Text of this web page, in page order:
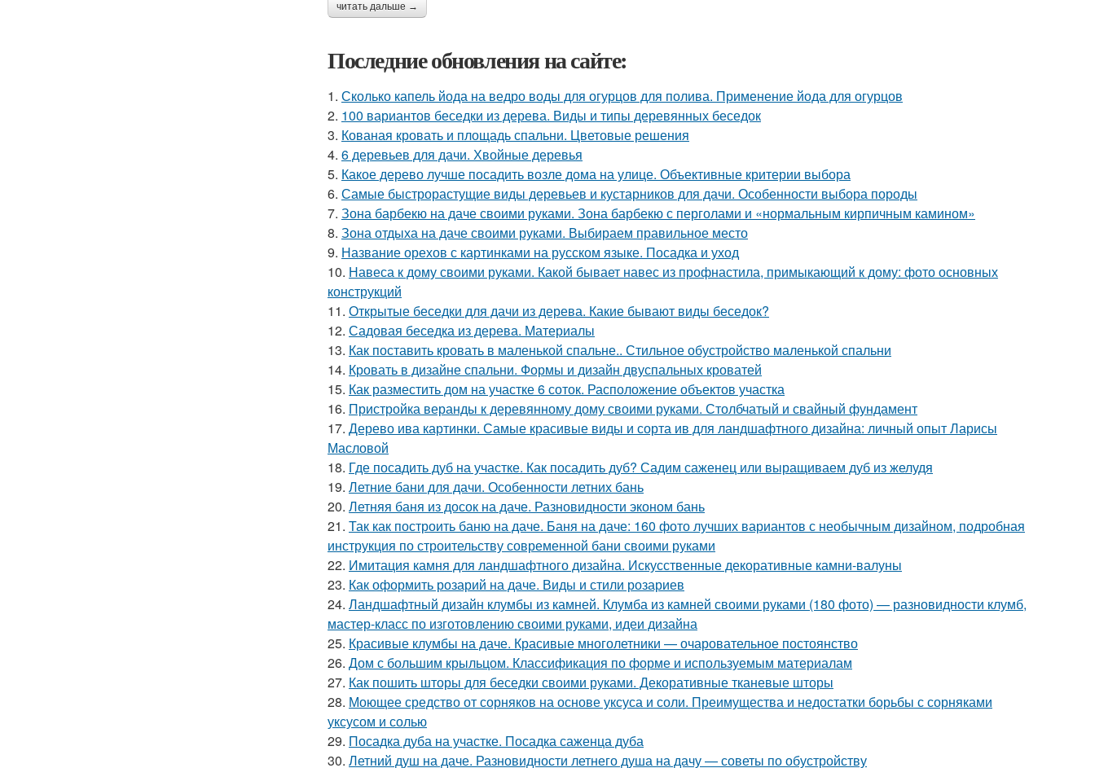
читать дальше →
Последние обновления на сайте:
1. Сколько капель йода на ведро воды для огурцов для полива. Применение йода для огурцов
2. 100 вариантов беседки из дерева. Виды и типы деревянных беседок
3. Кованая кровать и площадь спальни. Цветовые решения
4. 6 деревьев для дачи. Хвойные деревья
5. Какое дерево лучше посадить возле дома на улице. Объективные критерии выбора
6. Самые быстрорастущие виды деревьев и кустарников для дачи. Особенности выбора породы
7. Зона барбекю на даче своими руками. Зона барбекю с перголами и «нормальным кирпичным камином»
8. Зона отдыха на даче своими руками. Выбираем правильное место
9. Название орехов с картинками на русском языке. Посадка и уход
10. Навеса к дому своими руками. Какой бывает навес из профнастила, примыкающий к дому: фото основных
конструкций
11. Открытые беседки для дачи из дерева. Какие бывают виды беседок?
12. Садовая беседка из дерева. Материалы
13. Как поставить кровать в маленькой спальне.. Стильное обустройство маленькой спальни
14. Кровать в дизайне спальни. Формы и дизайн двуспальных кроватей
15. Как разместить дом на участке 6 соток. Расположение объектов участка
16. Пристройка веранды к деревянному дому своими руками. Столбчатый и свайный фундамент
17. Дерево ива картинки. Самые красивые виды и сорта ив для ландшафтного дизайна: личный опыт Ларисы
Масловой
18. Где посадить дуб на участке. Как посадить дуб? Садим саженец или выращиваем дуб из желудя
19. Летние бани для дачи. Особенности летних бань
20. Летняя баня из досок на даче. Разновидности эконом бань
21. Так как построить баню на даче. Баня на даче: 160 фото лучших вариантов с необычным дизайном, подробная
инструкция по строительству современной бани своими руками
22. Имитация камня для ландшафтного дизайна. Искусственные декоративные камни-валуны
23. Как оформить розарий на даче. Виды и стили розариев
24. Ландшафтный дизайн клумбы из камней. Клумба из камней своими руками (180 фото) — разновидности клумб,
мастер-класс по изготовлению своими руками, идеи дизайна
25. Красивые клумбы на даче. Красивые многолетники — очаровательное постоянство
26. Дом с большим крыльцом. Классификация по форме и используемым материалам
27. Как пошить шторы для беседки своими руками. Декоративные тканевые шторы
28. Моющее средство от сорняков на основе уксуса и соли. Преимущества и недостатки борьбы с сорняками
уксусом и солью
29. Посадка дуба на участке. Посадка саженца дуба
30. Летний душ на даче. Разновидности летнего душа на дачу — советы по обустройству